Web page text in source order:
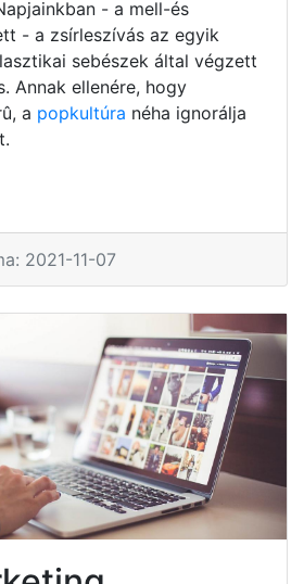
- a mell-és
- a zsírleszívás az egyik
sebészek által végzett
Annak ellenére, hogy
a popkultúra néha ignorálja
2021-11-07